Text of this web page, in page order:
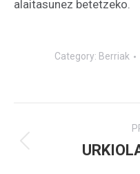
alaitasunez betetzeko.
Category: Berriak
navigation